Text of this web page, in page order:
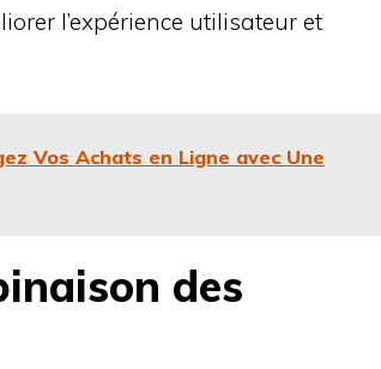
l’expérience utilisateur et
Vos Achats en Ligne avec Une
des